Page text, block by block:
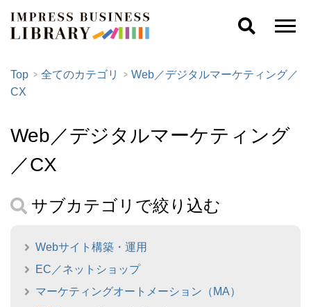
Top 全てのカテゴリ
Web／デジタルマーケティング／
CX
Web／デジタルマーケティング
／CX
サブカテゴリで絞り込む
Webサイト構築・運用
EC／ネットショップ
マーケティングオートメーション（MA）